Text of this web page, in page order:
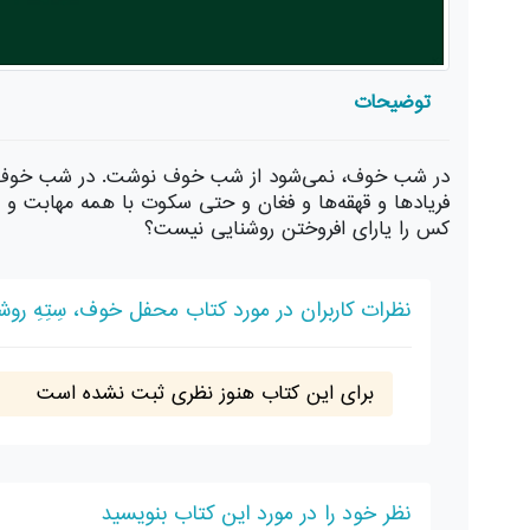
توضیحات
در شب خوف، نمی‌شود از شب خوف نوشت. در شب خوف،
فریادها و قهقه‌ها و فغان و حتی سکوت با همه مهابت
کس را یارای افروختن روشنایی نیست؟
نظرات کاربران در مورد کتاب محفل خوف، سِتِهِ
برای این کتاب هنوز نظری ثبت نشده است
نظر خود را در مورد این کتاب بنویسید